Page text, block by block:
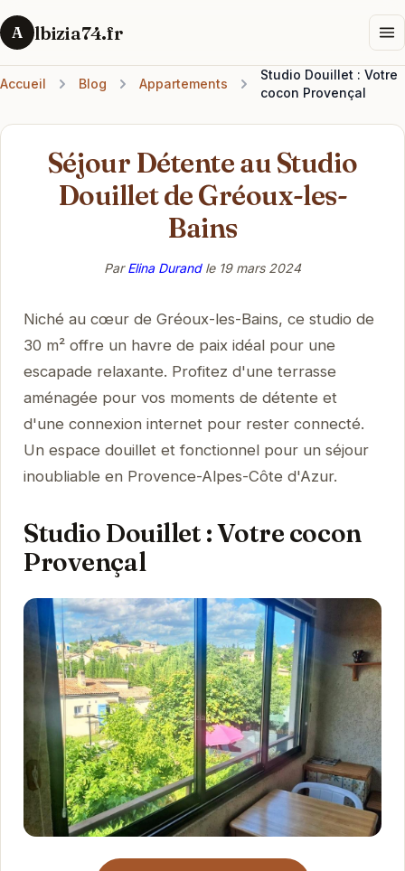
A lbizia74.fr
Accueil Blog Appartements
Studio Douillet : Votre
cocon Provençal
Séjour Détente au Studio
Douillet de Gréoux-les-
Bains
ParElina Durandle 19 mars 2024
Niché au cœur de Gréoux-les-Bains, ce studio de
30 m² offre un havre de paix idéal pour une
escapade relaxante. Profitez d'une terrasse
aménagée pour vos moments de détente et
d'une connexion internet pour rester connecté.
Un espace douillet et fonctionnel pour un séjour
inoubliable en Provence-Alpes-Côte d'Azur.
Studio Douillet : Votre cocon
Provençal